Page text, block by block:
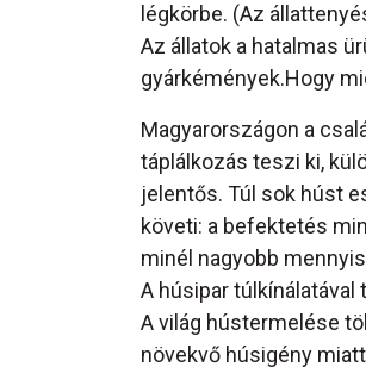
légkörbe. (Az
Az állatok a hatalmas
gyárkémények.Hogy
Magyarországon a
táplálkozás teszi ki,
jelentős. Túl sok húst
követi: a befektetés
minél nagyobb
A húsipar
A világ hústermelése
növekvő húsigény